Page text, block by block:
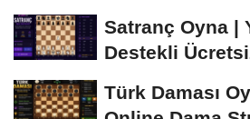
Satranç Oyna |
Destekli
Türk Daması